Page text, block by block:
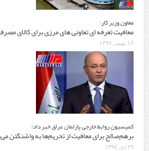
معاون وزیر کار:
معافیت تعرفه ای تعاونی های مرزی برای کالای مصرفی ۱۰۰
۱۶ بهمن ۱۳۹۷
کمیسیون روابط خارجی پارلمان عراق خبر داد؛
برهم‌صالح برای معافیت از تحریم‌ها به واشنگتن
۲۹ دی ۱۳۹۷